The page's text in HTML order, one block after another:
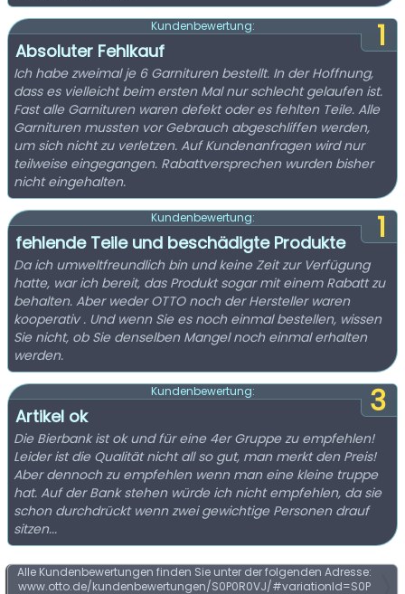
1
Kundenbewertung:
Absoluter Fehlkauf
Ich habe zweimal je 6 Garnituren bestellt. In der Hoffnung,
dass es vielleicht beim ersten Mal nur schlecht gelaufen ist.
Fast alle Garnituren waren defekt oder es fehlten Teile. Alle
Garnituren mussten vor Gebrauch abgeschliffen werden,
um sich nicht zu verletzen. Auf Kundenanfragen wird nur
teilweise eingegangen. Rabattversprechen wurden bisher
nicht eingehalten.
1
Kundenbewertung:
fehlende Teile und beschädigte Produkte
Da ich umweltfreundlich bin und keine Zeit zur Verfügung
hatte, war ich bereit, das Produkt sogar mit einem Rabatt zu
behalten. Aber weder OTTO noch der Hersteller waren
kooperativ . Und wenn Sie es noch einmal bestellen, wissen
Sie nicht, ob Sie denselben Mangel noch einmal erhalten
werden.
3
Kundenbewertung:
Artikel ok
Die Bierbank ist ok und für eine 4er Gruppe zu empfehlen!
Leider ist die Qualität nicht all so gut, man merkt den Preis!
Aber dennoch zu empfehlen wenn man eine kleine truppe
hat. Auf der Bank stehen würde ich nicht empfehlen, da sie
schon durchdrückt wenn zwei gewichtige Personen drauf
sitzen...
Alle Kundenbewertungen finden Sie unter der folgenden Adresse:
www.otto.de/kundenbewertungen/S0P0R0VJ/#variationId=S0P